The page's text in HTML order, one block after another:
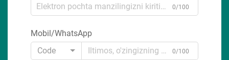
0/100
Mobil/WhatsApp
Code
0/100